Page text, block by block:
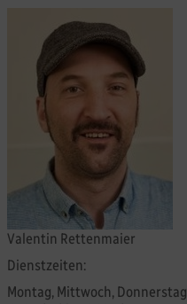
Valentin Rettenmaier
Dienstzeiten:
Montag, Mittwoch, Donnerstag